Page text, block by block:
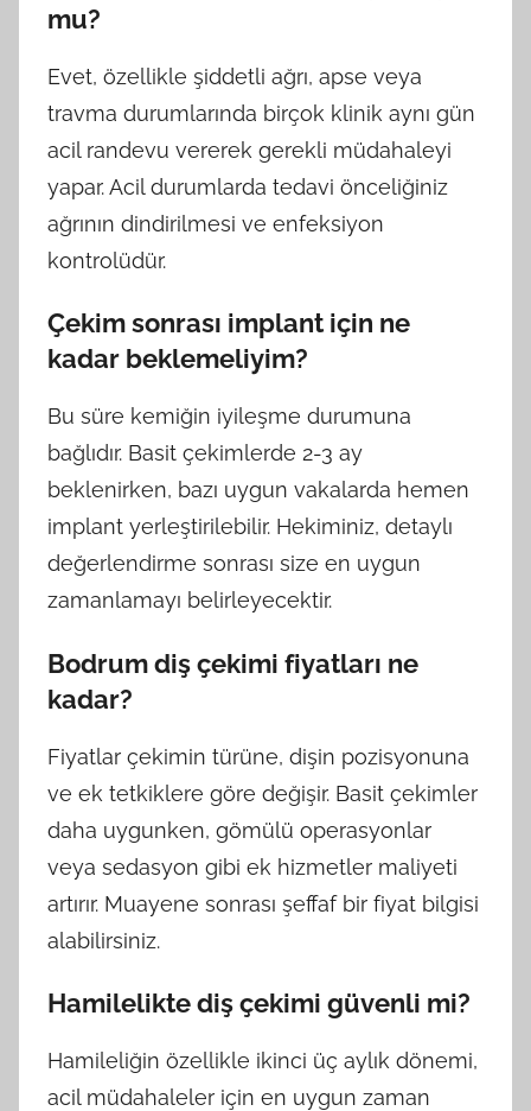
mu?
Evet, özellikle şiddetli ağrı, apse veya
travma durumlarında birçok klinik aynı gün
acil randevu vererek gerekli müdahaleyi
yapar. Acil durumlarda tedavi önceliğiniz
ağrının dindirilmesi ve enfeksiyon
kontrolüdür.
Çekim sonrası implant için ne
kadar beklemeliyim?
Bu süre kemiğin iyileşme durumuna
bağlıdır. Basit çekimlerde 2-3 ay
beklenirken, bazı uygun vakalarda hemen
implant yerleştirilebilir. Hekiminiz, detaylı
değerlendirme sonrası size en uygun
zamanlamayı belirleyecektir.
Bodrum diş çekimi fiyatları ne
kadar?
Fiyatlar çekimin türüne, dişin pozisyonuna
ve ek tetkiklere göre değişir. Basit çekimler
daha uygunken, gömülü operasyonlar
veya sedasyon gibi ek hizmetler maliyeti
artırır. Muayene sonrası şeffaf bir fiyat bilgisi
alabilirsiniz.
Hamilelikte diş çekimi güvenli mi?
Hamileliğin özellikle ikinci üç aylık dönemi,
acil müdahaleler için en uygun zaman